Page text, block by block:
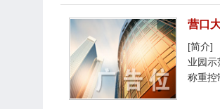
营口
[简介]
业园
称重控